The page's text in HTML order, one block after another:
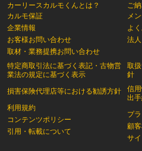
カーリースカルモくんとは？
ご
カルモ保証
企業情報
お客様お問い合わせ
取材・業務提携お問い合わせ
特定商取引法に基づく表記・古物営
業法の規定に基づく表示
損害保険代理店等における勧誘方針
利用規約
コンテンツポリシー
引用・転載について
メ
よ
法
取
針
信
出
プ
顧
サ